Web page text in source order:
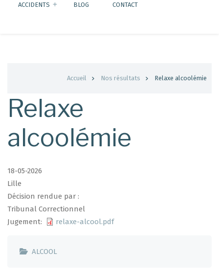
ACCIDENTS
BLOG CONTACT
d'Ariane
Accueil Nos résultats Relaxe alcoolémie
Relaxe
alcoolémie
18-05-2026
Lille
Décision rendue par :
Tribunal Correctionnel
Jugement
relaxe-alcool.pdf
ALCOOL